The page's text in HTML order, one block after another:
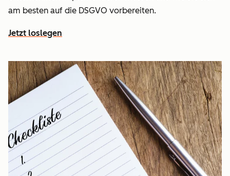
am besten auf die DSGVO vorbereiten.
Jetzt loslegen